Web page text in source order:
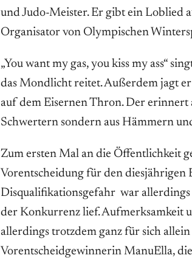
und Judo-Meister. Er gibt ein Loblied
Organisator von Olympischen
„You want my gas, you kiss my ass“
das Mondlicht reitet. Außerdem jagt
auf dem Eisernen Thron. Der erinnert
Schwertern sondern aus Hämmern
Zum ersten Mal an die Öffentlichkeit
Vorentscheidung für den diesjährigen
Disqualifikationsgefahr war allerdings
der Konkurrenz lief. Aufmerksamkeit
allerdings trotzdem ganz für sich
Vorentscheidgewinnerin ManuElla,